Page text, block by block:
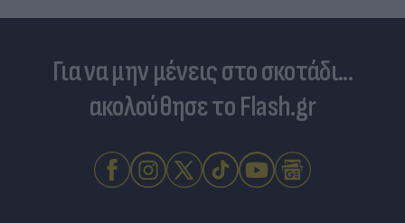
Για να μην μένεις στο σκοτάδι...
ακολούθησε το Flash.gr